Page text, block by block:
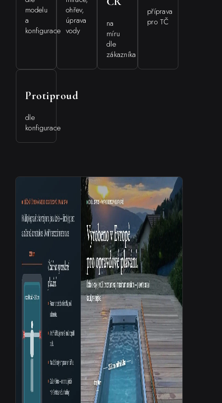
modelu
a
konfigurace
ohřev,
úprava
vody
na
míru
dle
zákazníka
příprava
pro TČ
Protiproud
dle
konfigurace